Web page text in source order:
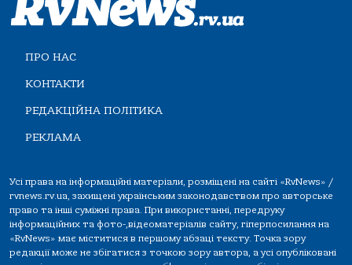
ПРО НАС
КОНТАКТИ
РЕДАКЦІЙНА ПОЛІТИКА
РЕКЛАМА
Усі права на інформаційні матеріали, розміщені на сайті «RvNews» /
rvnews.rv.ua, захищені українським законодавством про авторське
право та інші суміжні права. При використанні, передруку
інформаційних та фото-,відеоматеріалів сайту, гіперпосилання на
«RvNews» має міститися в першому абзаці тексту. Точка зору
редакції може не збігатися з точкою зору автора, а усі опубліковані